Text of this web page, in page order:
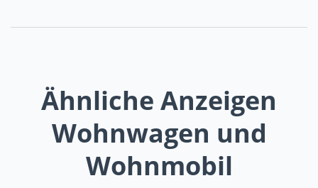
Ähnliche Anzeigen
Wohnwagen und
Wohnmobil